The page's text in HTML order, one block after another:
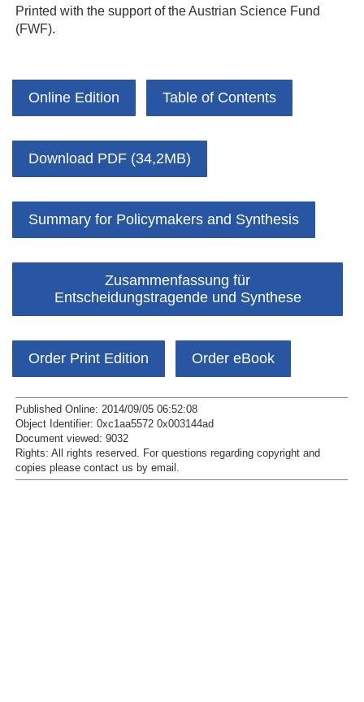
Printed with the support of the Austrian Science Fund
(FWF).
Online Edition Table of Contents
Download PDF (34,2MB)
Summary for Policymakers and Synthesis
Zusammenfassung für
Entscheidungstragende und Synthese
Order Print Edition Order eBook
Published Online: 2014/09/05 06:52:08
Object Identifier: 0xc1aa5572 0x003144ad
Document viewed: 9032
Rights: All rights reserved. For questions regarding copyright and
copies please contact us by email .